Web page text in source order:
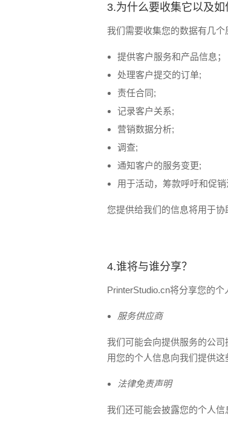
3.为什么要收集它以及如
我们需要收集您的数据有几个
提供客户服务和产品信息；
处理客户提交的订单;
责任合同;
记录客户关系;
营销数据分析;
调查;
通知客户的服务变更;
用于活动，筹款呼吁和促销
您提供给我们的信息将用于
4.谁将与谁分享？
PrinterStudio.cn将分享您的
服务供应商
我们可能会向提供服务的公
用您的个人信息向我们提供这
法律免责声明
我们还可能会披露您的个人信